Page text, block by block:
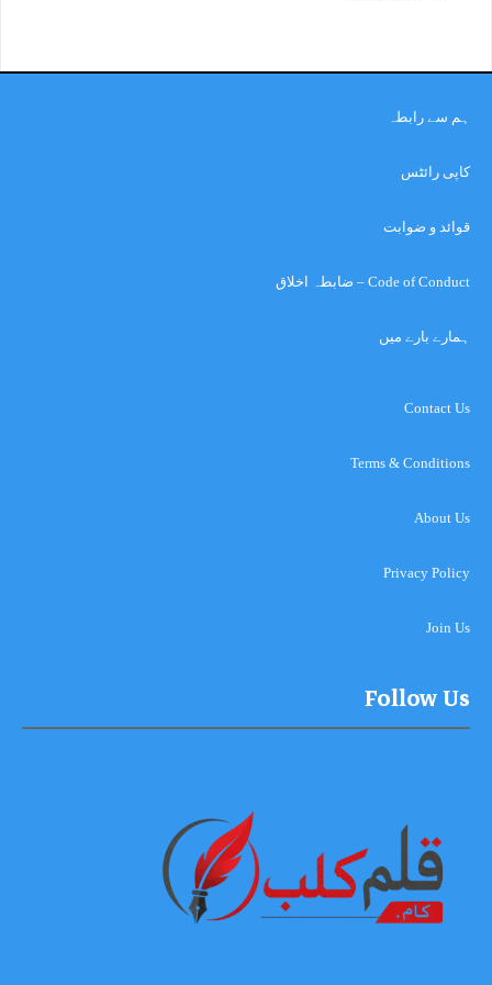
ہم سے رابطہ
کاپی رائٹس
قوائد و ضوابت
Code of Conduct – ضابطہ اخلاق
ہمارے بارے میں
Contact Us
Terms & Conditions
About Us
Privacy Policy
Join Us
Follow Us